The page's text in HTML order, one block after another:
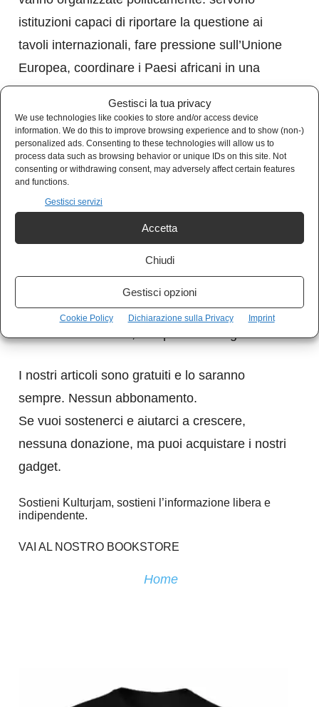
Gestisci la tua privacy
We use technologies like cookies to store and/or access device
information. We do this to improve browsing experience and to show (non-)
personalized ads. Consenting to these technologies will allow us to
process data such as browsing behavior or unique IDs on this site. Not
consenting or withdrawing consent, may adversely affect certain features
and functions.
Gestisci servizi
Accetta
Chiudi
Gestisci opzioni
Cookie Policy Dichiarazione sulla Privacy Imprint
istituzioni capaci di riportare la questione ai
tavoli internazionali, fare pressione sull’Unione
Europea, coordinare i Paesi africani in una
strategia comune.
Perché se il saccheggio coloniale ha avuto una
struttura, anche la giustizia deve averla.
Sostieni Kulturjam
Kulturjam.it è un quotidiano indipendente
I nostri articoli sono gratuiti e lo saranno
sempre. Nessun abbonamento.
Se vuoi sostenerci e aiutarci a crescere,
nessuna donazione, ma puoi acquistare i nostri
gadget.
Sostieni Kulturjam, sostieni l’informazione libera e
indipendente.
VAI AL NOSTRO BOOKSTORE
Home